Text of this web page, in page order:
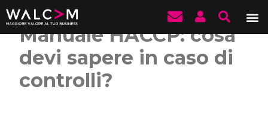
Manuale HACCP: cosa
devi sapere in caso di
controlli?